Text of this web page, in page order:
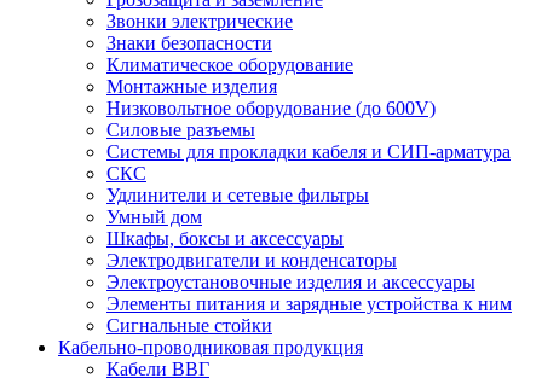
Звонки электрические
Знаки безопасности
Климатическое оборудование
Монтажные изделия
Низковольтное оборудование (до 600V)
Силовые разъемы
Системы для прокладки кабеля и СИП-арматура
СКС
Удлинители и сетевые фильтры
Умный дом
Шкафы, боксы и аксессуары
Электродвигатели и конденсаторы
Электроустановочные изделия и аксессуары
Элементы питания и зарядные устройства к ним
Сигнальные стойки
Кабельно-проводниковая продукция
Кабели ВВГ